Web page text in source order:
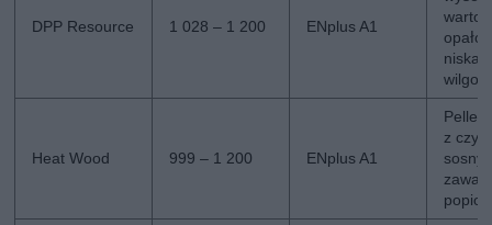
DPP Resource 1 028 – 1 200 ENplus A1
niska
Heat Wood 999 – 1 200 ENplus A1
Pellet
z
sosny,